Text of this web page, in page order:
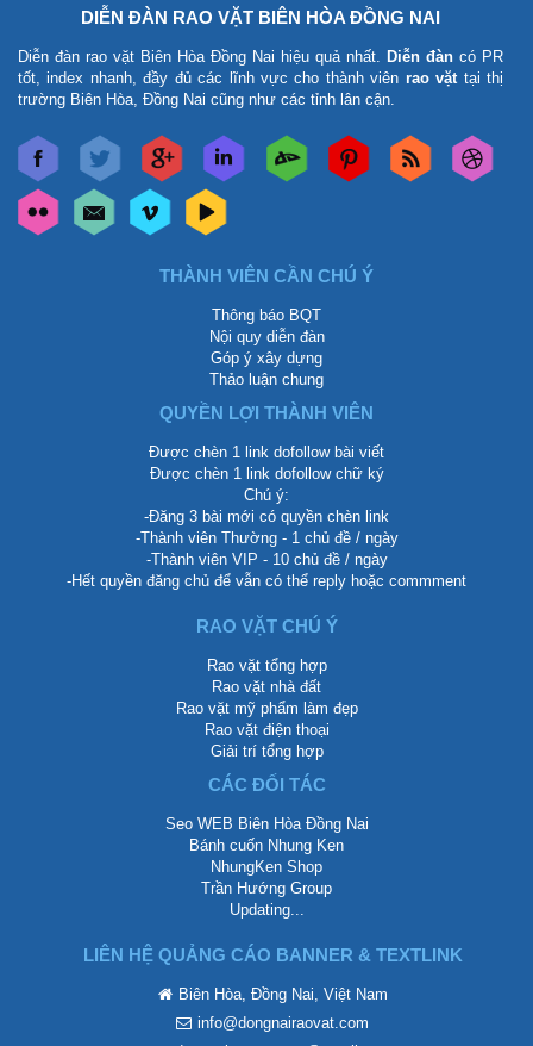
DIỄN ĐÀN RAO VẶT BIÊN HÒA ĐỒNG NAI
Diễn đàn rao vặt Biên Hòa Đồng Nai hiệu quả nhất. Diễn đàn có PR
tốt, index nhanh, đầy đủ các lĩnh vực cho thành viên rao vặt tại thị
trường Biên Hòa, Đồng Nai cũng như các tỉnh lân cận.
THÀNH VIÊN CẦN CHÚ Ý
Thông báo BQT
Nội quy diễn đàn
Góp ý xây dựng
Thảo luận chung
QUYỀN LỢI THÀNH VIÊN
Được chèn 1 link dofollow bài viết
Được chèn 1 link dofollow chữ ký
Chú ý:
-Đăng 3 bài mới có quyền chèn link
-Thành viên Thường - 1 chủ đề / ngày
-Thành viên VIP - 10 chủ đề / ngày
-Hết quyền đăng chủ để vẫn có thể reply hoặc commment
RAO VẶT CHÚ Ý
Rao vặt tổng hợp
Rao vặt nhà đất
Rao vặt mỹ phẩm làm đẹp
Rao vặt điện thoại
Giải trí tổng hợp
CÁC ĐỐI TÁC
Seo WEB Biên Hòa Đồng Nai
Bánh cuốn Nhung Ken
NhungKen Shop
Trần Hướng Group
Updating...
LIÊN HỆ QUẢNG CÁO BANNER & TEXTLINK
Biên Hòa, Đồng Nai, Việt Nam
info@dongnairaovat.com